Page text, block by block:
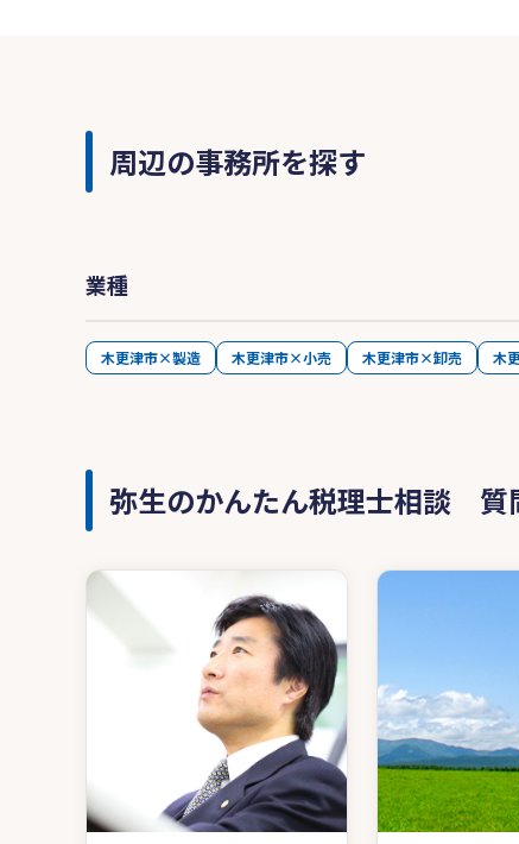
周辺の事務所を探す
業種
木更津市×製造 木更津市×小売 木更津市×卸売 木
弥生のかんたん税理士相談 質